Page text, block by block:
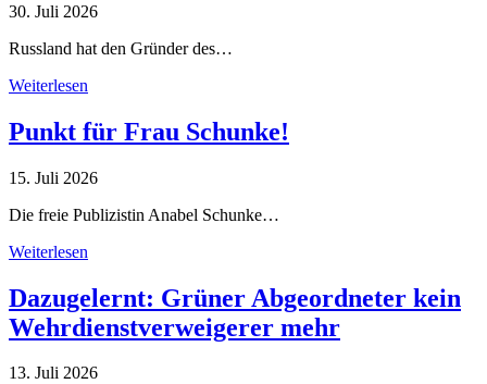
30. Juli 2026
Russland hat den Gründer des…
Weiterlesen
Punkt für Frau Schunke!
15. Juli 2026
Die freie Publizistin Anabel Schunke…
Weiterlesen
Dazugelernt: Grüner Abgeordneter kein
Wehrdienstverweigerer mehr
13. Juli 2026